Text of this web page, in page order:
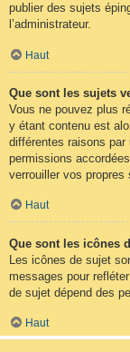
publier des sujets
l’administrateur.
Haut
Que sont les sujets
Vous ne pouvez plus
y étant contenu est
différentes raisons par
permissions
verrouiller vos propres
Haut
Que sont les icônes
Les icônes de sujet
messages pour
de sujet dépend des
Haut